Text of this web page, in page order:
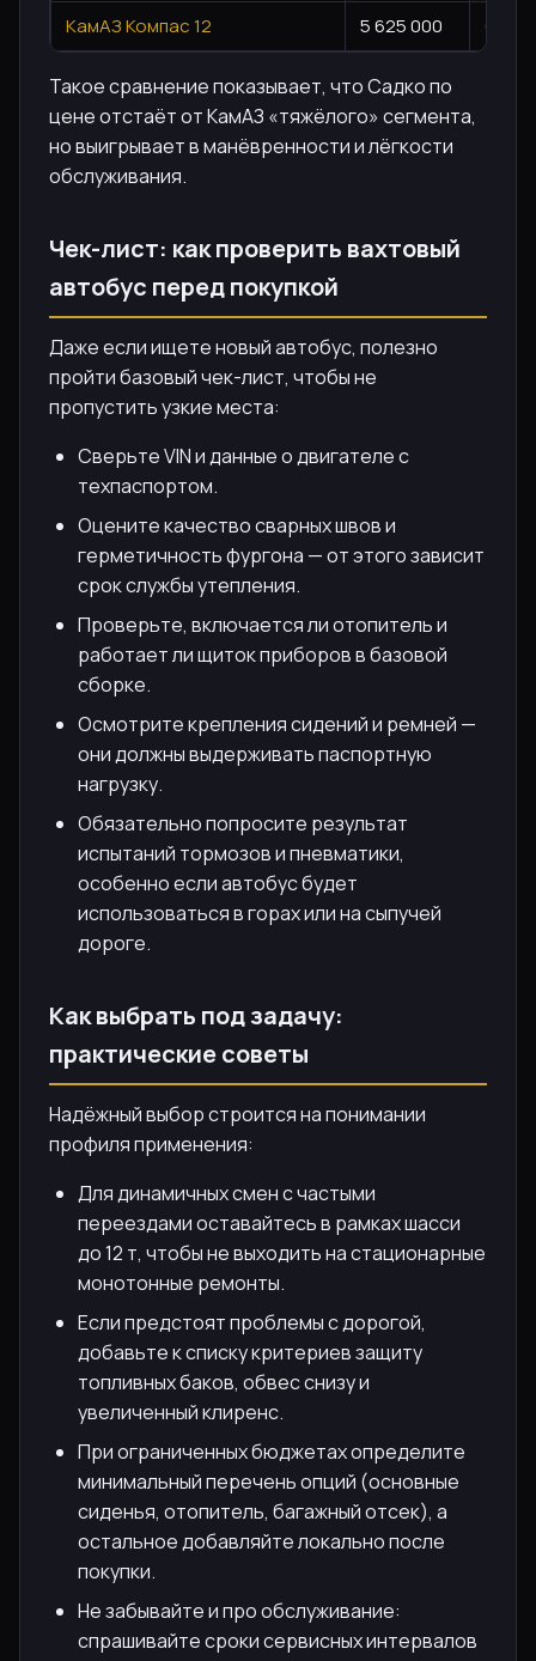
КамАЗ Компас 12
5 625 000
Такое сравнение показывает, что Садко по
цене отстаёт от КамАЗ «тяжёлого» сегмента,
но выигрывает в манёвренности и лёгкости
обслуживания.
Чек-лист: как проверить вахтовый
автобус перед покупкой
Даже если ищете новый автобус, полезно
пройти базовый чек-лист, чтобы не
пропустить узкие места:
Сверьте VIN и данные о двигателе с
техпаспортом.
Оцените качество сварных швов и
герметичность фургона — от этого зависит
срок службы утепления.
Проверьте, включается ли отопитель и
работает ли щиток приборов в базовой
сборке.
Осмотрите крепления сидений и ремней —
они должны выдерживать паспортную
нагрузку.
Обязательно попросите результат
испытаний тормозов и пневматики,
особенно если автобус будет
использоваться в горах или на сыпучей
дороге.
Как выбрать под задачу:
практические советы
Надёжный выбор строится на понимании
профиля применения:
Для динамичных смен с частыми
переездами оставайтесь в рамках шасси
до 12 т, чтобы не выходить на стационарные
монотонные ремонты.
Если предстоят проблемы с дорогой,
добавьте к списку критериев защиту
топливных баков, обвес снизу и
увеличенный клиренс.
При ограниченных бюджетах определите
минимальный перечень опций (основные
сиденья, отопитель, багажный отсек), а
остальное добавляйте локально после
покупки.
Не забывайте и про обслуживание:
спрашивайте сроки сервисных интервалов